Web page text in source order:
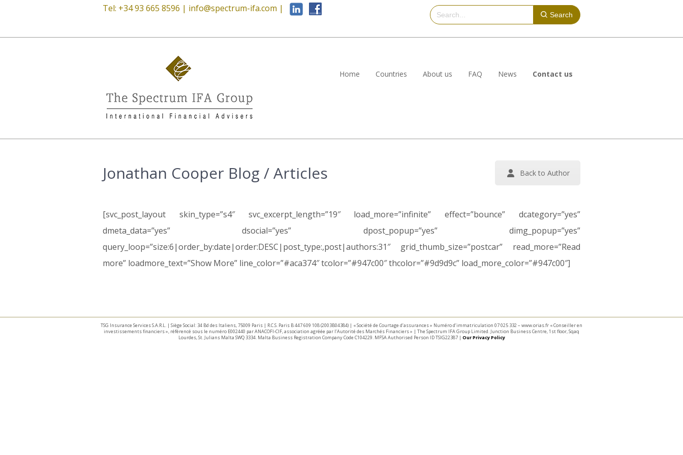
Tel: +34 93 665 8596 | info@spectrum-ifa.com |
Search
Home Countries About us FAQ News Contact us
Jonathan Cooper Blog / Articles Back to Author
[svc_post_layout skin_type=”s4″ svc_excerpt_length=”19″ load_more=”infinite” effect=”bounce” dcategory=”yes”
dmeta_data=”yes” dsocial=”yes” dpost_popup=”yes” dimg_popup=”yes”
query_loop=”size:6|order_by:date|order:DESC|post_type:,post|authors:31″ grid_thumb_size=”postcar” read_more=”Read
more” loadmore_text=”Show More” line_color=”#aca374″ tcolor=”#947c00″ thcolor=”#9d9d9c” load_more_color=”#947c00″]
TSG Insurance Services S.A.R.L. | Siège Social: 34 Bd des Italiens, 75009 Paris | R.C.S. Paris B 447 609 108 (2003B04384) | « Société de Courtage d’assurances » Numéro d’immatriculation 07 025 332 – www.orias.fr « Conseiller en
investissements financiers », référencé sous le numéro E002440 par ANACOFI-CIF, association agréée par l’Autorité des Marchés Financiers » | The Spectrum IFA Group Limited. Junction Business Centre, 1st floor, Sqaq
Lourdes, St. Julians Malta SWQ 3334. Malta Business Registration Company Code C104229. MFSA Authorised Person ID TSIG22387 | Our Privacy Policy